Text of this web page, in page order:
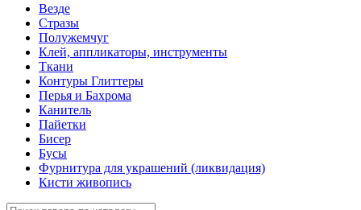
Везде
Стразы
Полужемчуг
Клей, аппликаторы, инструменты
Ткани
Контуры Глиттеры
Перья и Бахрома
Канитель
Пайетки
Бисер
Бусы
Фурнитура для украшений (ликвидация)
Кисти живопись